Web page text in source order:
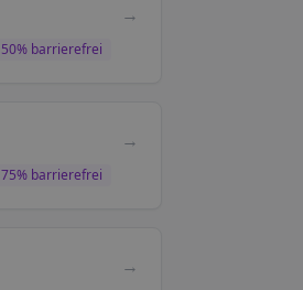
→
50% barrierefrei
→
75% barrierefrei
→